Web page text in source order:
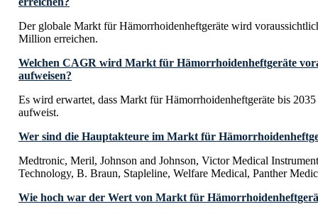
Der globale Markt für Hämorrhoidenheftgeräte wird
Million erreichen.
Welchen CAGR wird Markt für Hämorrhoidenheftgeräte
aufweisen?
Es wird erwartet, dass Markt für Hämorrhoidenheftgeräte bis
aufweist.
Wer sind die Hauptakteure im Markt für
Medtronic, Meril, Johnson and Johnson, Victor Medical
Technology, B. Braun, Stapleline, Welfare Medical, Panther
Wie hoch war der Wert von Markt für